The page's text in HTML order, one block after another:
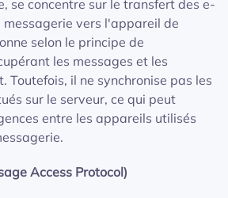
se concentre sur le transfert des e-
messagerie vers l'appareil de
selon le principe de
les messages et les
Toutefois, il ne synchronise pas les
sur le serveur, ce qui peut
entre les appareils utilisés
Access Protocol)